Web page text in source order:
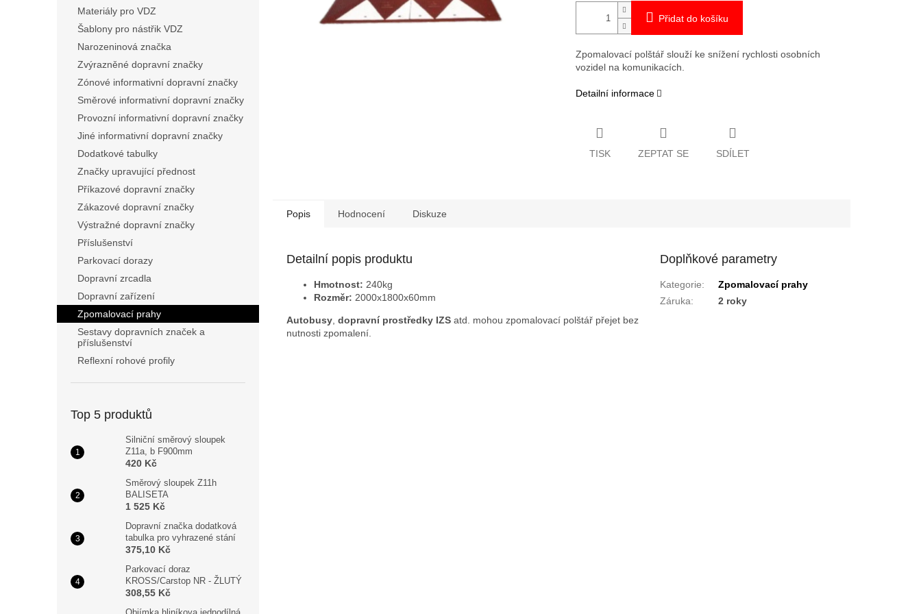
Materiály pro VDZ
Šablony pro nástřik VDZ
Narozeninová značka
Zvýrazněné dopravní značky
Zónové informativní dopravní značky
Směrové informativní dopravní značky
Provozní informativní dopravní značky
Jiné informativní dopravní značky
Dodatkové tabulky
Značky upravující přednost
Příkazové dopravní značky
Zákazové dopravní značky
Výstražné dopravní značky
Příslušenství
Parkovací dorazy
Dopravní zrcadla
Dopravní zařízení
Zpomalovací prahy
Sestavy dopravních značek a
příslušenství
Reflexní rohové profily
Top 5 produktů
Silniční směrový sloupek
Z11a, b F900mm
420 Kč
Směrový sloupek Z11h
BALISETA
1 525 Kč
Dopravní značka dodatková
tabulka pro vyhrazené stání
375,10 Kč
Parkovací doraz
KROSS/Carstop NR - ŽLUTÝ
308,55 Kč
Přidat do košíku
Zpomalovací polštář slouží ke snížení rychlosti osobních
vozidel na komunikacích.
Detailní informace
TISK ZEPTAT SE SDÍLET
Popis Hodnocení Diskuze
Detailní popis produktu
Hmotnost: 240kg
Rozměr: 2000x1800x60mm
Autobusy dopravní prostředky IZS atd. mohou zpomalovací polštář přejet bez
nutnosti zpomalení.
Doplňkové parametry
Kategorie:
Zpomalovací prahy
Záruka: 2 roky